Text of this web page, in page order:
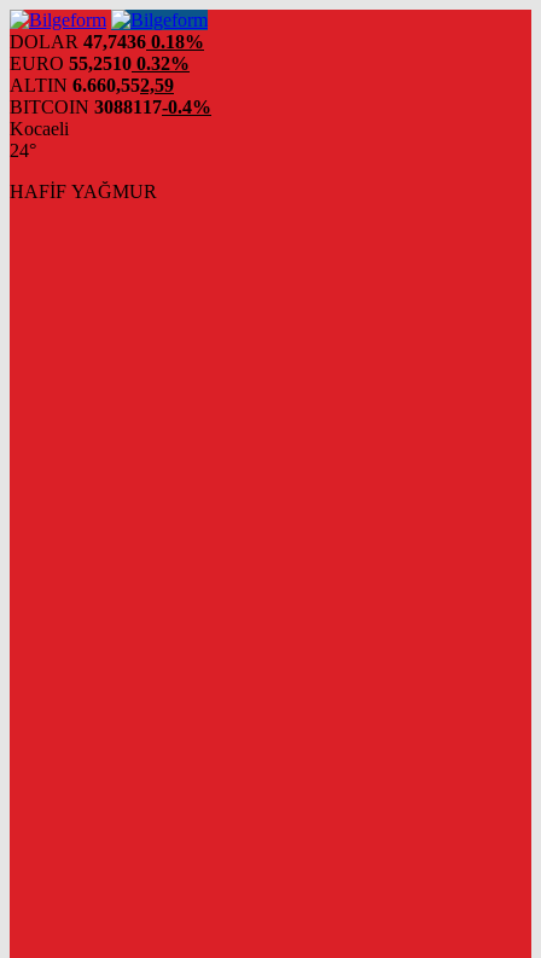
DOLAR 47,7436 0.18%
EURO 55,2510 0.32%
ALTIN 6.660,552,59
BITCOIN 3088117-0.4%
Kocaeli
24°
HAFİF YAĞMUR